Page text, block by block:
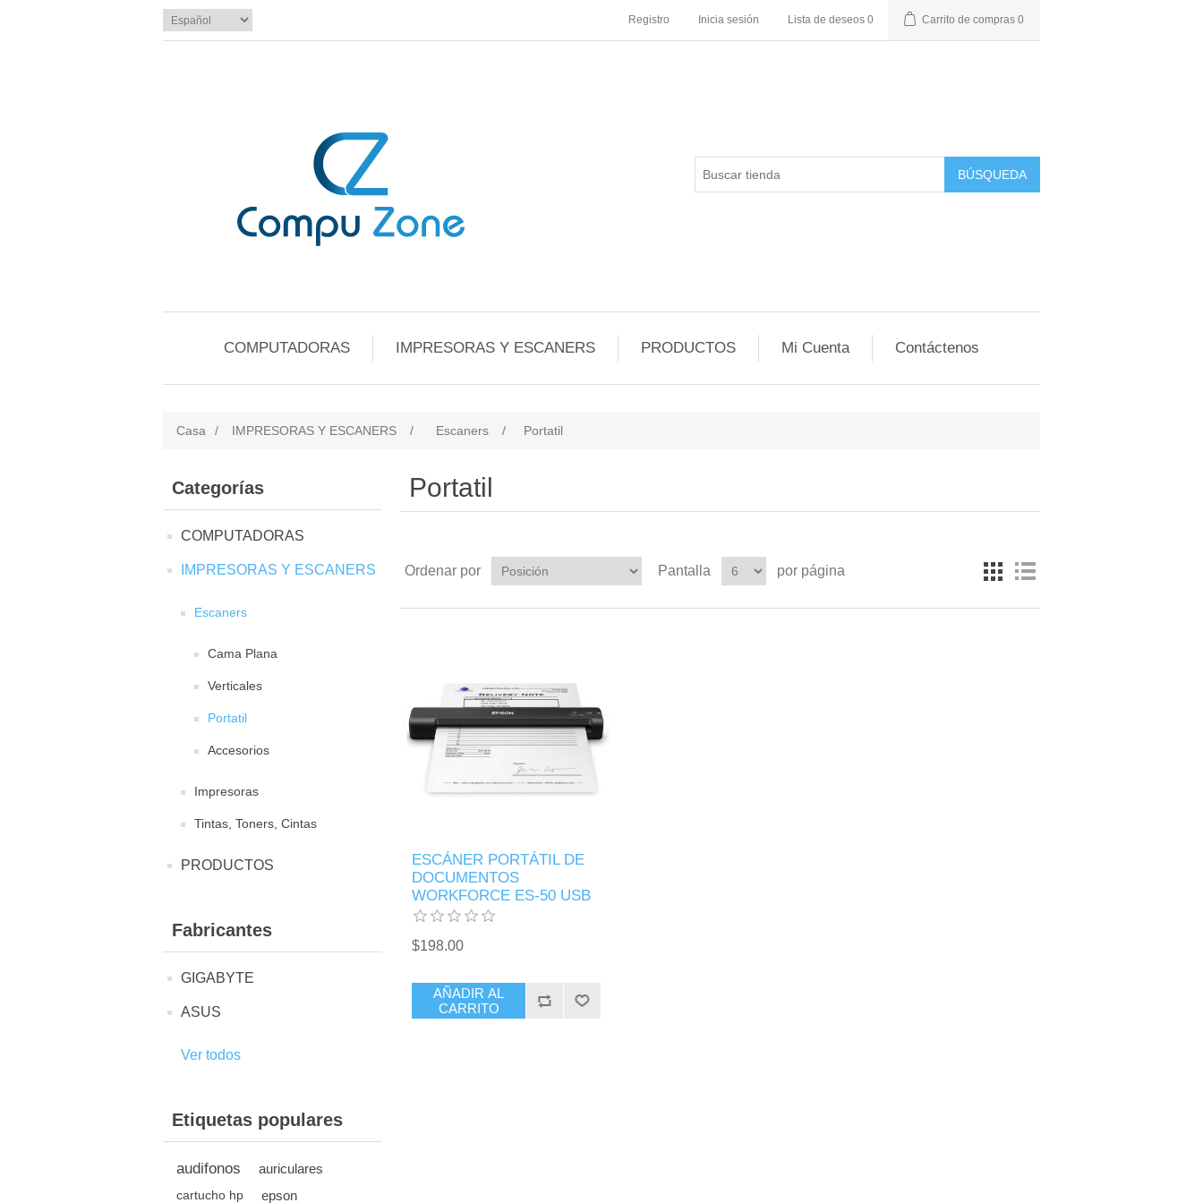
Registro Inicia sesión Lista de deseos 0 Carrito de compras 0
BÚSQUEDA
COMPUTADORAS IMPRESORAS Y ESCANERS PRODUCTOS Mi Cuenta Contáctenos
Casa / IMPRESORAS Y ESCANERS / Escaners / Portatil
Categorías
COMPUTADORAS
IMPRESORAS Y ESCANERS
Escaners
Cama Plana
Verticales
Portatil
Accesorios
Impresoras
Tintas, Toners, Cintas
PRODUCTOS
Fabricantes
GIGABYTE
ASUS
Ver todos
Etiquetas populares
audifonos auriculares
cartucho hp epson
Portatil
Ordenar por Pantalla por página
ESCÁNER PORTÁTIL DE
DOCUMENTOS
WORKFORCE ES-50 USB
$198.00
AÑADIR AL
CARRITO